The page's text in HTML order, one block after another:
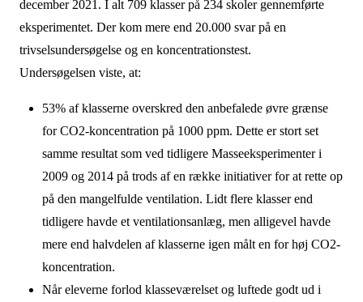
december 2021. I alt 709 klasser på 234 skoler gennemførte
eksperimentet. Der kom mere end 20.000 svar på en
trivselsundersøgelse og en koncentrationstest.
Undersøgelsen viste, at:
53% af klasserne overskred den anbefalede øvre grænse
for CO2-koncentration på 1000 ppm. Dette er stort set
samme resultat som ved tidligere Masseeksperimenter i
2009 og 2014 på trods af en række initiativer for at rette op
på den mangelfulde ventilation. Lidt flere klasser end
tidligere havde et ventilationsanlæg, men alligevel havde
mere end halvdelen af klasserne igen målt en for høj CO2-
koncentration.
Når eleverne forlod klasseværelset og luftede godt ud i